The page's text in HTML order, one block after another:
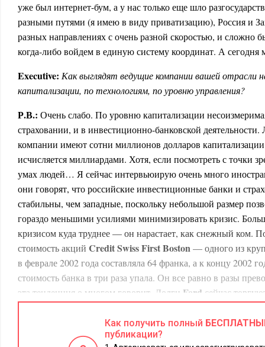
уже был интернет-бум, а у нас только еще шло
разными путями (я имею в виду приватизацию), Россия и
разных направлениях с очень разной скоростью, и сложно
когда-либо войдем в единую систему координат. А
Executive: Как выглядят ведущие компании вашей отрасли
капитализации, по технологиям, по уровню управления?
Р.В.: Очень слабо. По уровню капитализации
страховании, и в инвестиционно-банковской
компании имеют сотни миллионов долларов
исчисляется миллиардами. Хотя, если посмотреть с точки
умах людей… Я сейчас интервьюирую очень много
они говорят, что российские инвестиционные банки и
стабильны, чем западные, поскольку небольшой размер
гораздо меньшими усилиями минимизировать кризис.
кризисом куда труднее — он нарастает, как снежный ком.
стоимость акций Credit Swiss First Boston— одного из
в феврале 2002 года составляла 64 франка, а к концу 2002
стоимость банка в три раза упала. Он все равно в разы
эта тенденция о многом говорит. Долги Ford сейчас
трудно было себе представить несколько лет тому назад, и
изменения. Тем не менее, отрасли слабо развиты, а
Как получить полный
публикации?